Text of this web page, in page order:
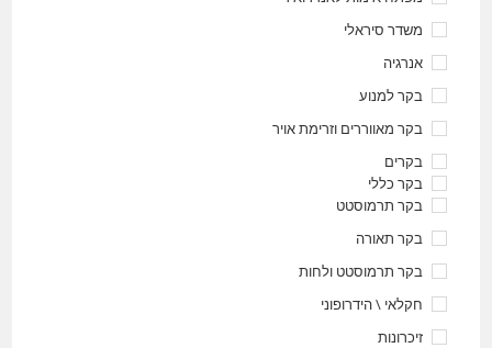
משדר סיראלי
אנרגיה
בקר למנוע
בקר מאווררים וזרימת אויר
בקרים
בקר כללי
בקר תרמוסטט
בקר תאורה
בקר תרמוסטט ולחות
חקלאי \ הידרופוני
זיכרונות